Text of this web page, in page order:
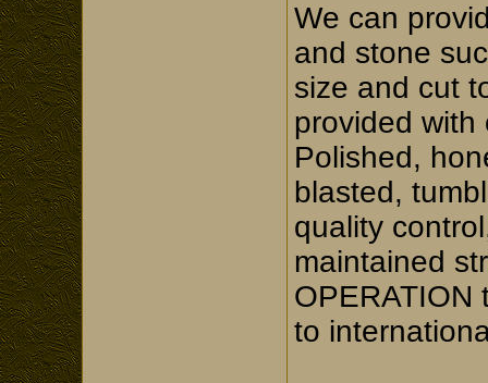
We can
and stone
size and cut
provided with
Polished,
blasted,
quality
maintained
OPERATION
to